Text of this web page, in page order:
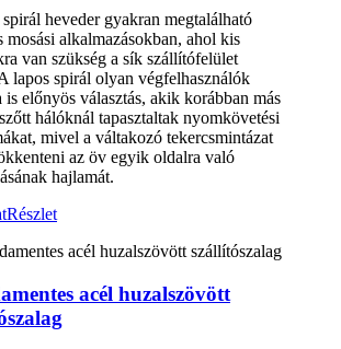
heveder gyakran megtalálható
mosási alkalmazásokban, ahol kis
van szükség a sík szállítófelület
lapos spirál olyan végfelhasználók
is előnyös választás, akik korábban más
hálóknál tapasztaltak nyomkövetési
mivel a váltakozó tekercsmintázat
az öv egyik oldalra való
hajlamát.
Részlet
acél huzalszövött